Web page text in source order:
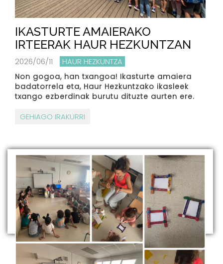
IKASTURTE AMAIERAKO
IRTEERAK HAUR HEZKUNTZAN
2026/06/11 HAUR HEZKUNTZA
Non gogoa, han txangoa! Ikasturte amaiera
badatorrela eta, Haur Hezkuntzako ikasleek
txango ezberdinak burutu dituzte aurten ere.
GEHIAGO IRAKURRI